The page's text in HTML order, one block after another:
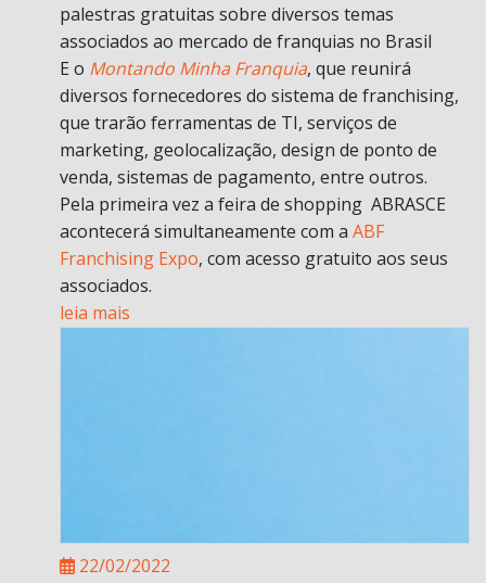
palestras gratuitas sobre diversos temas
associados ao mercado de franquias no Brasil
E o Montando Minha Franquia, que reunirá
diversos fornecedores do sistema de franchising,
que trarão ferramentas de TI, serviços de
marketing, geolocalização, design de ponto de
venda, sistemas de pagamento, entre outros.
Pela primeira vez a feira de shopping ABRASCE
acontecerá simultaneamente com a ABF
Franchising Expo, com acesso gratuito aos seus
associados.
leia mais
22/02/2022